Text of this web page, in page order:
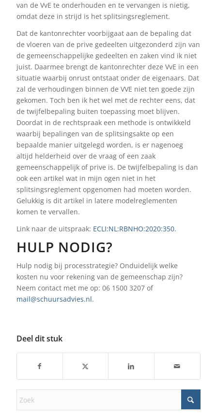
van de VvE te onderhouden en te vervangen is nietig,
omdat deze in strijd is het splitsingsreglement.
Dat de kantonrechter voorbijgaat aan de bepaling dat
de vloeren van de prive gedeelten uitgezonderd zijn van
de gemeenschappelijke gedeelten en zaken vind ik niet
juist. Daarmee brengt de kantonrechter deze VvE in een
situatie waarbij onrust ontstaat onder de eigenaars. Dat
zal de verhoudingen binnen de VVE niet ten goede zijn
gekomen. Toch ben ik het wel met de rechter eens, dat
de twijfelbepaling buiten toepassing moet blijven.
Doordat in de rechtspraak een methode is ontwikkeld
waarbij bepalingen van de splitsingsakte op een
bepaalde manier uitgelegd worden, is er nagenoeg
altijd helderheid over de vraag of een zaak
gemeenschappelijk of prive is. De twijfelbepaling is dan
ook een artikel wat in mijn ogen niet in het
splitsingsreglement opgenomen had moeten worden.
Gelukkig is dit artikel in latere modelreglementen
komen te vervallen.
Link naar de uitspraak: ECLI:NL:RBNHO:2020:350.
HULP NODIG?
Hulp nodig bij processtrategie? Onduidelijk welke
kosten nu voor rekening van de gemeenschap zijn?
Neem contact met me op: 06 1500 3207 of
mail@schuursadvies.nl.
Deel dit stuk